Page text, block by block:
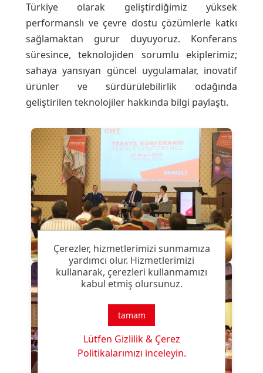
Türkiye olarak geliştirdiğimiz yüksek
performanslı ve çevre dostu çözümlerle katkı
sağlamaktan gurur duyuyoruz. Konferans
süresince, teknolojiden sorumlu ekiplerimiz;
sahaya yansıyan güncel uygulamalar, inovatif
ürünler ve sürdürülebilirlik odağında
geliştirilen teknolojiler hakkında bilgi paylaştı.
Çerezler, hizmetlerimizi sunmamıza
yardımcı olur. Hizmetlerimizi
kullanarak, çerezleri kullanmamızı
kabul etmiş olursunuz.
tamam
Lütfen Gizlilik & Çerez
Politikalarımızı inceleyin.